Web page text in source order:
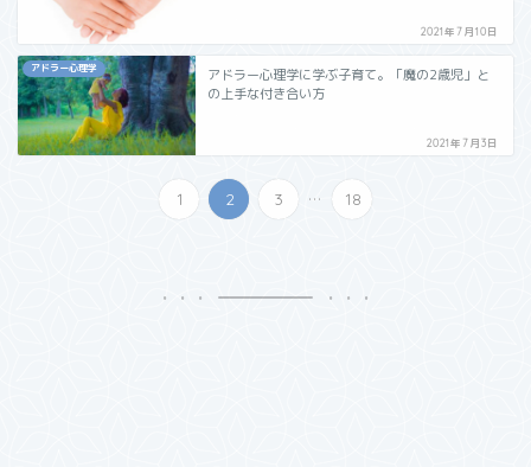
2021年7月10日
アドラー心理学
アドラー心理学に学ぶ子育て。「魔の2歳児」と
の上手な付き合い方
2021年7月3日
1 2 3 ... 18